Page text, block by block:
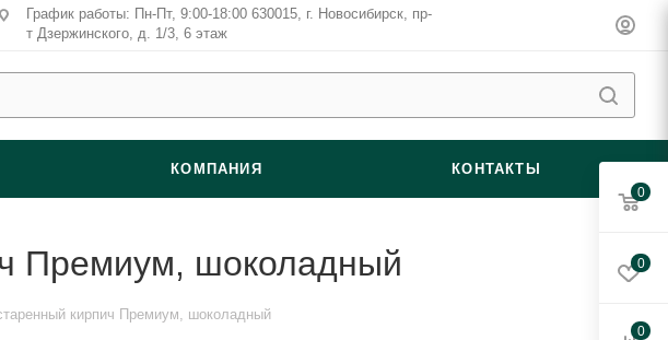
График работы: Пн-Пт, 9:00-18:00 630015, г. Новосибирск, пр-
т Дзержинского, д. 1/3, 6 этаж
КОМПАНИЯ КОНТАКТЫ
Премиум, шоколадный
кирпич Премиум, шоколадный
0
0
0